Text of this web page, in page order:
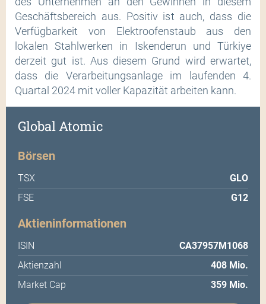
Geschäftsbereich aus. Positiv ist auch, dass die
Verfügbarkeit von Elektroofenstaub aus den
lokalen Stahlwerken in Iskenderun und Türkiye
derzeit gut ist. Aus diesem Grund wird erwartet,
dass die Verarbeitungsanlage im laufenden 4.
Quartal 2024 mit voller Kapazität arbeiten kann.
Global Atomic
Börsen
TSX
GLO
FSE
G12
Aktieninformationen
ISIN
CA37957M1068
Aktienzahl
408 Mio.
Market Cap
359 Mio.